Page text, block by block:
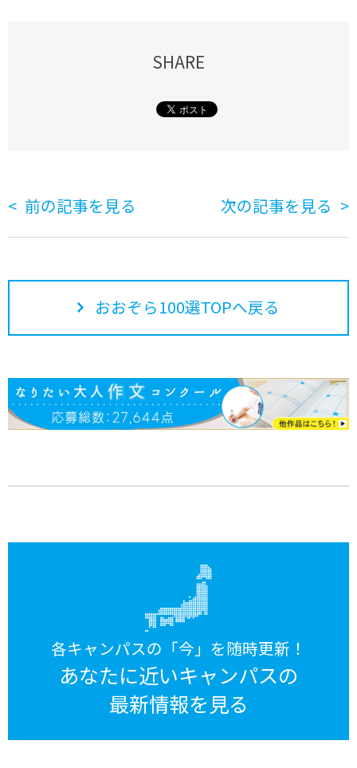
SHARE
前の記事を見る 次の記事を見る
おおぞら100選TOPへ戻る
各キャンパスの「今」を随時更新！
あなたに近いキャンパスの
最新情報を見る